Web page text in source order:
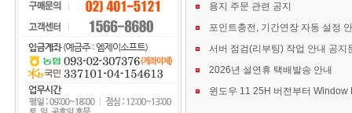
용지 주문 관련 공지
포인트충전, 기간연장 자동 설정
서버 점검(리부팅) 작업 안내 공지
2026년 설연휴 택배발송 안내